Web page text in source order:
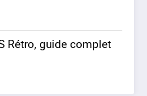
Rétro, guide complet